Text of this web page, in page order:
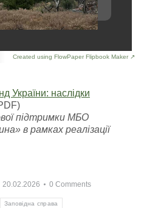
Created using FlowPaper Flipbook Maker ↗
України: наслідки
підтримки МБО
в рамках реалізації
20.02.2026 0 Comments
Заповідна справа